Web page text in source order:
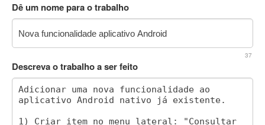
Dê um nome para o trabalho
37
Descreva o trabalho a ser feito